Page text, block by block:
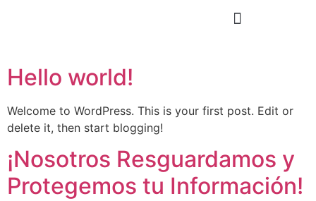
Hello world!
Welcome to WordPress. This is your first post. Edit or
delete it, then start blogging!
¡Nosotros Resguardamos y
Protegemos tu Información!